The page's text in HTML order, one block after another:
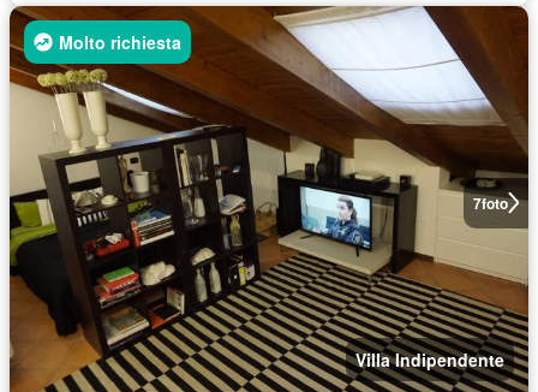
7foto
Molto richiesta
Villa Indipendente